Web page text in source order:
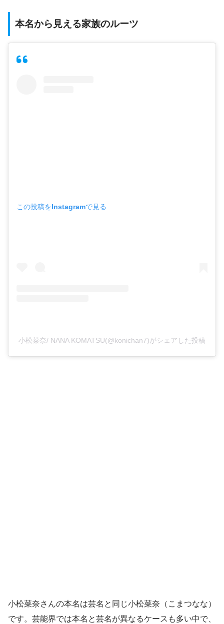
本名から見える家族のルーツ
この投稿をInstagramで見る
小松菜奈/ NANA KOMATSU(@konichan7)がシェアした投稿
小松菜奈さんの本名は芸名と同じ小松菜奈（こまつなな）
です。芸能界では本名と芸名が異なるケースも多い中で、